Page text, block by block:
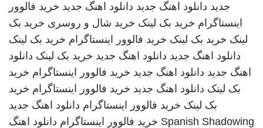
جدید دانلود اهنگ جدید دانلود اهنگ جدید خرید فالوور
اینستاگرام خرید بک لینک خرید شال و روسری خرید بک
لینک خرید بک لینک خرید فالوور اینستاگرام خرید بک لینک
دانلود اهنگ جدید دانلود اهنگ جدید خرید بک لینک دانلود
اهنگ جدید دانلود اهنگ جدید خرید فالوور اینستاگرام خرید
بک لینک دانلود اهنگ جدید خرید فالوور اینستاگرام خرید
بک لینک خرید فالوور اینستاگرام دانلود اهنگ جدید
Spanish Shadowing خرید فالوور اینستاگرام دانلود اهنگ